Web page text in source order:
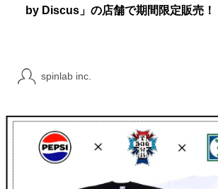
by Discus」の店舗で期間限定販売！
spinlab inc.